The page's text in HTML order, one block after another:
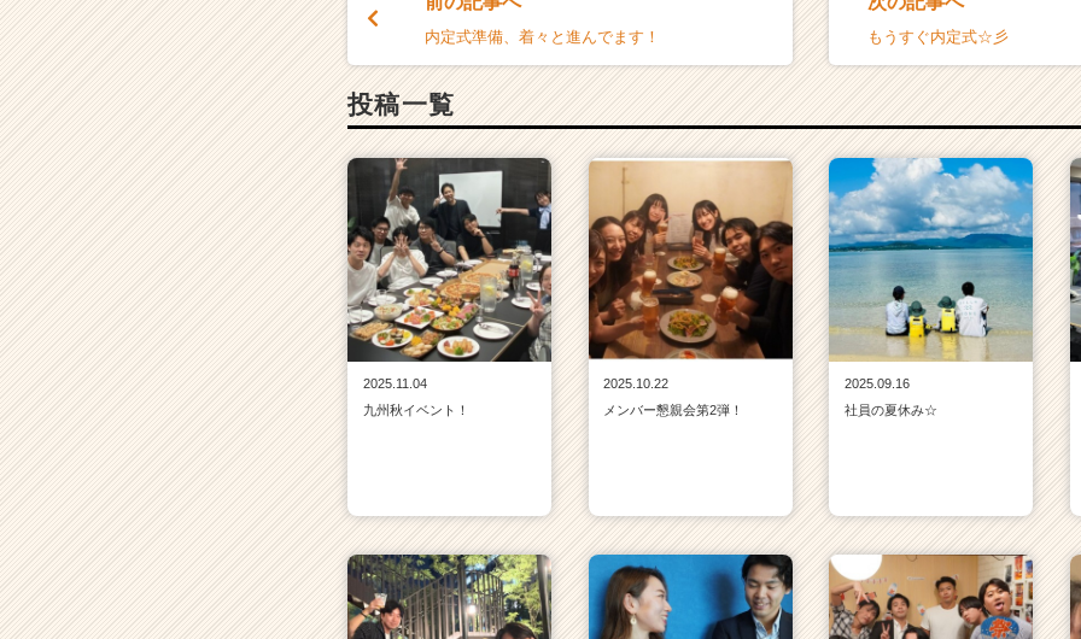
内定式準備、着々と進んでます！ もうすぐ内定式☆彡
投稿一覧
2025.11.04
九州秋イベント！
2025.10.22
メンバー懇親会第2弾！
2025.09.16
社員の夏休み☆